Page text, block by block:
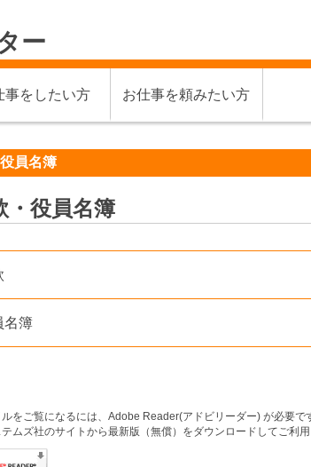
ー
事をしたい方 お仕事を頼みたい方
員名簿
・役員名簿
名簿
をご覧になるには、Adobe Reader(アドビリーダー) が必要で
ムズ社のサイトから最新版（無償）をダウンロードしてご利用